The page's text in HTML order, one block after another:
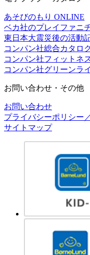
あそびのもり ONLINE
ベカ社のプレイファニ
東日本大震災後の活動
コンパン社総合カタロ
コンパン社フィットネ
コンパン社グリーンラ
お問い合わせ・その他
お問い合わせ
プライバシーポリシー
サイトマップ